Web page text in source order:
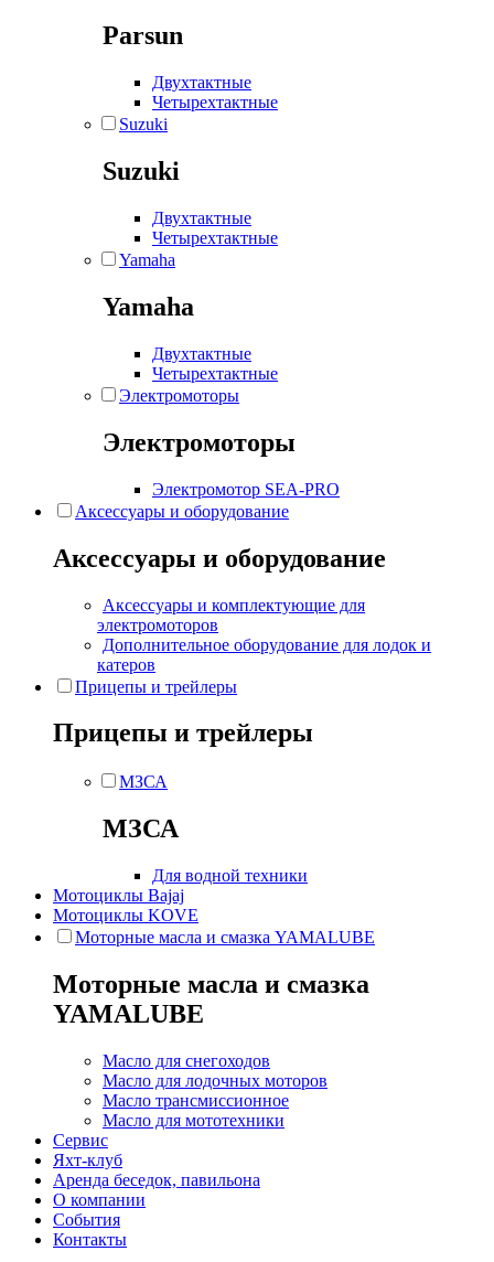
Parsun
Двухтактные
Четырехтактные
Suzuki
Suzuki
Двухтактные
Четырехтактные
Yamaha
Yamaha
Двухтактные
Четырехтактные
Электромоторы
Электромоторы
Электромотор SEA-PRO
Аксессуары и оборудование
Аксессуары и оборудование
Аксессуары и комплектующие для
электромоторов
Дополнительное оборудование для лодок и
катеров
Прицепы и трейлеры
Прицепы и трейлеры
МЗСА
МЗСА
Для водной техники
Мотоциклы Bajaj
Мотоциклы KOVE
Моторные масла и смазка YAMALUBE
Моторные масла и смазка
YAMALUBE
Масло для снегоходов
Масло для лодочных моторов
Масло трансмиссионное
Масло для мототехники
Сервис
Яхт-клуб
Аренда беседок, павильона
О компании
События
Контакты